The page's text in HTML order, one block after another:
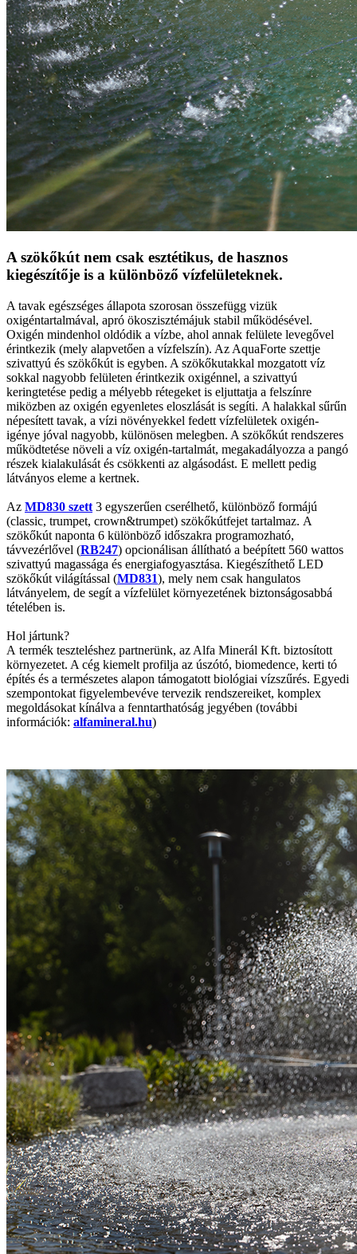
A szökőkút nem csak esztétikus, de hasznos
kiegészítője is a különböző vízfelületeknek.
A tavak egészséges állapota szorosan összefügg vizük
oxigéntartalmával, apró ökoszisztémájuk stabil működésével.
Oxigén mindenhol oldódik a vízbe, ahol annak felülete levegővel
érintkezik (mely alapvetően a vízfelszín). Az AquaForte szettje
szivattyú és szökőkút is egyben. A szökőkutakkal mozgatott víz
sokkal nagyobb felületen érintkezik oxigénnel, a szivattyú
keringtetése pedig a mélyebb rétegeket is eljuttatja a felszínre
miközben az oxigén egyenletes eloszlását is segíti. A halakkal sűrűn
népesített tavak, a vízi növényekkel fedett vízfelületek oxigén-
igénye jóval nagyobb, különösen melegben. A szökőkút rendszeres
működtetése növeli a víz oxigén-tartalmát, megakadályozza a pangó
részek kialakulását és csökkenti az algásodást. E mellett pedig
látványos eleme a kertnek.
Az MD830 szett 3 egyszerűen cserélhető, különböző formájú
(classic, trumpet, crown&trumpet) szökőkútfejet tartalmaz. A
szökőkút naponta 6 különböző időszakra programozható,
távvezérlővel (RB247) opcionálisan állítható a beépített 560 wattos
szivattyú magassága és energiafogyasztása. Kiegészíthető LED
szökőkút világítással (MD831), mely nem csak hangulatos
látványelem, de segít a vízfelület környezetének biztonságosabbá
tételében is.
Hol jártunk?
A termék teszteléshez partnerünk, az Alfa Minerál Kft. biztosított
környezetet. A cég kiemelt profilja az úszótó, biomedence, kerti tó
építés és a természetes alapon támogatott biológiai vízszűrés. Egyedi
szempontokat figyelembevéve tervezik rendszereiket, komplex
megoldásokat kínálva a fenntarthatóság jegyében (további
információk: alfamineral.hu)